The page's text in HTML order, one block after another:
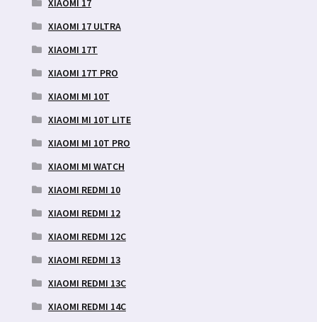
XIAOMI 17
XIAOMI 17 ULTRA
XIAOMI 17T
XIAOMI 17T PRO
XIAOMI MI 10T
XIAOMI MI 10T LITE
XIAOMI MI 10T PRO
XIAOMI MI WATCH
XIAOMI REDMI 10
XIAOMI REDMI 12
XIAOMI REDMI 12C
XIAOMI REDMI 13
XIAOMI REDMI 13C
XIAOMI REDMI 14C